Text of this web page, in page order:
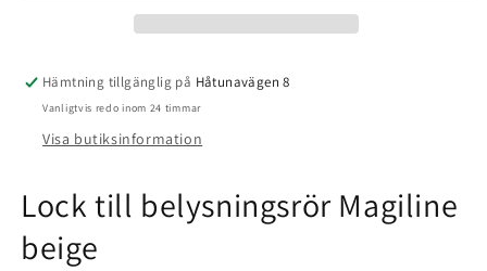
Hämtning tillgänglig på Håtunavägen 8
Vanligtvis redo inom 24 timmar
Visa butiksinformation
Lock till belysningsrör Magiline
beige